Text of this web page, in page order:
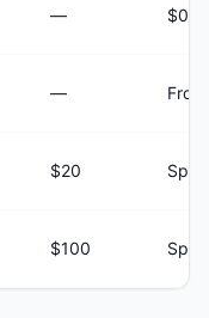
—
—
$20
$100